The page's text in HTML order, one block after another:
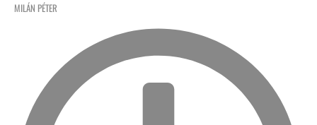
MILÁN PÉTER